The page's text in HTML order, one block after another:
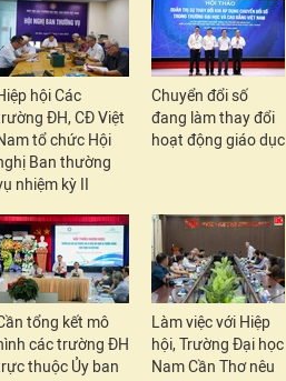
hội Các
ĐH, CĐ Việt
tổ chức Hội
Ban thường
nhiệm kỳ II
Chuyển đổi số
đang làm thay đổi
hoạt động giáo dục
tổng kết mô
các trường ĐH
thuộc Ủy ban
Làm việc với Hiệp
hội, Trường Đại học
Nam Cần Thơ nêu